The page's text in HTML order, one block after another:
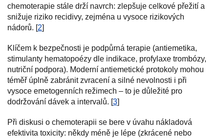
chemoterapie stále drží navrch: zlepšuje celkové přežití a
snižuje riziko recidivy, zejména u vysoce rizikových
nádorů. [2]
Klíčem k bezpečnosti je podpůrná terapie (antiemetika,
stimulanty hematopoézy dle indikace, profylaxe trombózy,
nutriční podpora). Moderní antiemetické protokoly mohou
téměř úplně zabránit zvracení a silné nevolnosti i při
vysoce emetogenních režimech – to je důležité pro
dodržování dávek a intervalů. [3]
Při diskusi o chemoterapii se bere v úvahu nákladová
efektivita toxicity: někdy méně je lépe (zkrácené nebo